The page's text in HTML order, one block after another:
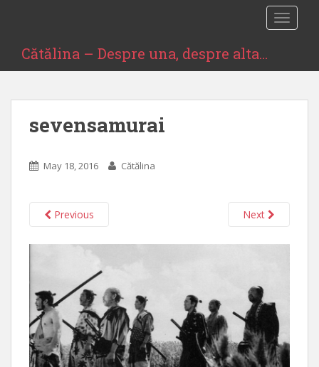
t
Cătălina – Despre una, despre alta…
sevensamurai
May 18, 2016 Cătălina
Previous Next